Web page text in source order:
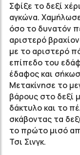
Σφίξε το δεξί
αγκώνα.
όσο το δυνατόν
αριστερό
με το αριστερό
επίπεδο του
έδαφος και
Μετακίνησε το
βάρους στο δεξί
δάκτυλο και το
σκάβοντας τα
το πρώτο μισό
Τσι Σινγκ.